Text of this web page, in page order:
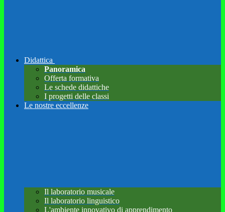
Didattica
Panoramica
Offerta formativa
Le schede didattiche
I progetti delle classi
Le nostre eccellenze
Il laboratorio musicale
Il laboratorio linguistico
L'ambiente innovativo di apprendimento